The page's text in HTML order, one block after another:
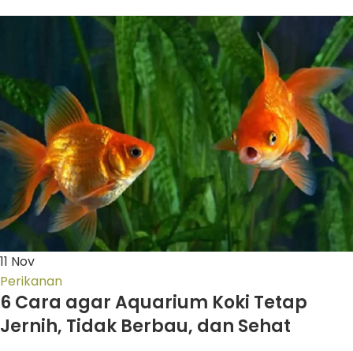
11 Nov
Perikanan
6 Cara agar Aquarium Koki Tetap
Jernih, Tidak Berbau, dan Sehat